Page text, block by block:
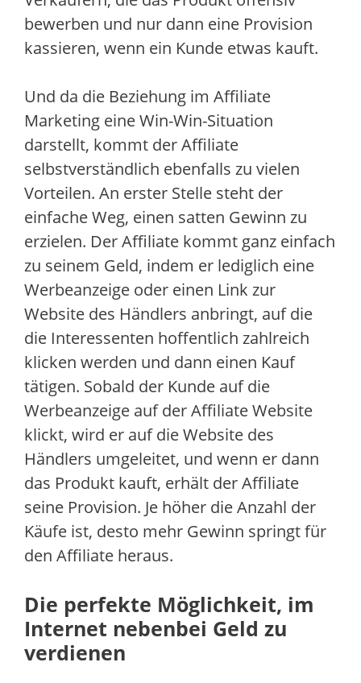
bewerben und nur dann eine Provision
kassieren, wenn ein Kunde etwas kauft.
Und da die Beziehung im Affiliate
Marketing eine Win-Win-Situation
darstellt, kommt der Affiliate
selbstverständlich ebenfalls zu vielen
Vorteilen. An erster Stelle steht der
einfache Weg, einen satten Gewinn zu
erzielen. Der Affiliate kommt ganz einfach
zu seinem Geld, indem er lediglich eine
Werbeanzeige oder einen Link zur
Website des Händlers anbringt, auf die
die Interessenten hoffentlich zahlreich
klicken werden und dann einen Kauf
tätigen. Sobald der Kunde auf die
Werbeanzeige auf der Affiliate Website
klickt, wird er auf die Website des
Händlers umgeleitet, und wenn er dann
das Produkt kauft, erhält der Affiliate
seine Provision. Je höher die Anzahl der
Käufe ist, desto mehr Gewinn springt für
den Affiliate heraus.
Die perfekte Möglichkeit, im
Internet nebenbei Geld zu
verdienen